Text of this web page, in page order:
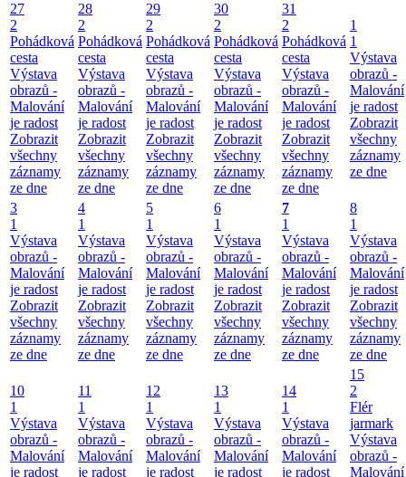
27
2
Pohádková
cesta
Výstava
obrazů -
Malování
je radost
Zobrazit
všechny
záznamy
ze dne
28
2
Pohádková
cesta
Výstava
obrazů -
Malování
je radost
Zobrazit
všechny
záznamy
ze dne
29
2
Pohádková
cesta
Výstava
obrazů -
Malování
je radost
Zobrazit
všechny
záznamy
ze dne
30
2
Pohádková
cesta
Výstava
obrazů -
Malování
je radost
Zobrazit
všechny
záznamy
ze dne
31
2
Pohádková
cesta
Výstava
obrazů -
Malování
je radost
Zobrazit
všechny
záznamy
ze dne
1
1
Výstava
obrazů -
Malování
je radost
Zobrazit
všechny
záznamy
ze dne
3
1
Výstava
obrazů -
Malování
je radost
Zobrazit
všechny
záznamy
ze dne
4
1
Výstava
obrazů -
Malování
je radost
Zobrazit
všechny
záznamy
ze dne
5
1
Výstava
obrazů -
Malování
je radost
Zobrazit
všechny
záznamy
ze dne
6
1
Výstava
obrazů -
Malování
je radost
Zobrazit
všechny
záznamy
ze dne
7
1
Výstava
obrazů -
Malování
je radost
Zobrazit
všechny
záznamy
ze dne
8
1
Výstava
obrazů -
Malování
je radost
Zobrazit
všechny
záznamy
ze dne
10
1
Výstava
obrazů -
Malování
je radost
11
1
Výstava
obrazů -
Malování
je radost
12
1
Výstava
obrazů -
Malování
je radost
13
1
Výstava
obrazů -
Malování
je radost
14
1
Výstava
obrazů -
Malování
je radost
15
2
Flér
jarmark
Výstava
obrazů -
Malování